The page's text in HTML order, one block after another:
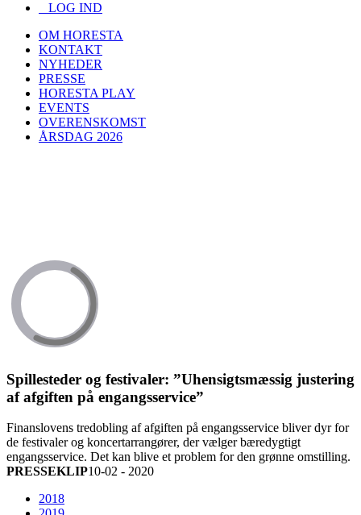
LOG IND
OM HORESTA
KONTAKT
NYHEDER
PRESSE
HORESTA PLAY
EVENTS
OVERENSKOMST
ÅRSDAG 2026
Spillesteder og festivaler: ”Uhensigtsmæssig justering
af afgiften på engangsservice”
Finanslovens tredobling af afgiften på engangsservice bliver dyr for
de festivaler og koncertarrangører, der vælger bæredygtigt
engangsservice. Det kan blive et problem for den grønne omstilling.
PRESSEKLIP10-02 - 2020
2018